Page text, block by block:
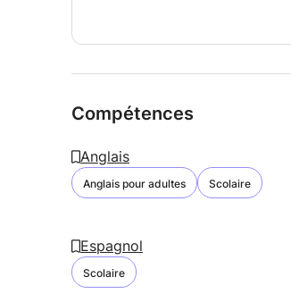
Compétences
Anglais
Anglais pour adultes Scolaire
Espagnol
Scolaire